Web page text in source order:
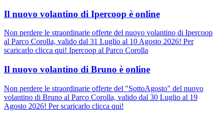
Il nuovo volantino di Ipercoop è online
Non perdere le straordinarie offerte del nuovo volantino di Ipercoop
al Parco Corolla, valido dal 31 Luglio al 10 Agosto 2026! Per
scaricarlo clicca qui! Ipercoop al Parco Corolla
Il nuovo volantino di Bruno è online
Non perdere le straordinarie offerte del "SottoAgosto" del nuovo
volantino di Bruno al Parco Corolla, valido dal 30 Luglio al 19
Agosto 2026! Per scaricarlo clicca qui!